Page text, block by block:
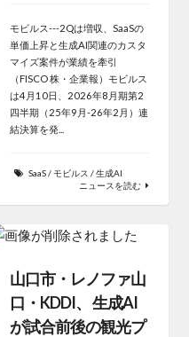
モビルス---2Qは増収、SaaSの
単価上昇と生成AI関連のカスタ
マイズ案件が業績を牽引
（FISCO 株・企業報）モビルス
は4月10日、2026年8月期第2
四半期（25年9月-26年2月）連
結決算を発...
SaaS/モビルス /生成AI
ニュースを読む
山口市・レノファ山
口・KDDI、 生成AI
が試合前後の観光プ